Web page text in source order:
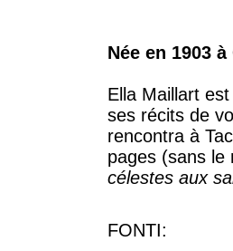
Née en 1903
Ella Maillart
ses récits de
rencontra à
pages (sans
célestes aux
FONTI: